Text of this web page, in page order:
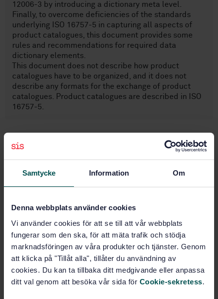
Samtycke Information Om
Denna webbplats använder cookies
Vi använder cookies för att se till att vår webbplats
fungerar som den ska, för att mäta trafik och stödja
marknadsföringen av våra produkter och tjänster. Genom
att klicka på "Tillåt alla", tillåter du användning av
cookies. Du kan ta tillbaka ditt medgivande eller anpassa
ditt val genom att besöka vår sida för Cookie-sekretess.
12006-3 by introducing a dictionary meta level.
Finally, to overcome deficiencies of the standards
underlying ISO 16757-5 in capturing all aspects of
product catalogues, this document provides some
rules and recommendations for required data
dictionary elements.
This document does not describe how product
catalogues have to be organized, and it does not
describe any formats for the exchange of product
catalogues. Product catalogues are described in ISO
16757-5.
Ämnesområden
(91.010.01)
Köp denna standard
STANDARD
SVENSK STANDARD· SS-EN ISO 16757-4:2025
Datastrukturer för elektroniska produktkataloger för
installationer i byggnader – Del 4:
Datalexikonstrukturer för produktkataloger (ISO